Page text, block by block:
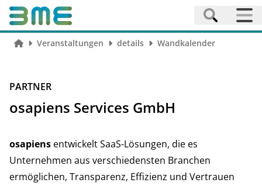
Veranstaltungen details Wandkalender
PARTNER
osapiens Services GmbH
osapiens entwickelt SaaS-Lösungen, die es
Unternehmen aus verschiedensten Branchen
ermöglichen, Transparenz, Effizienz und Vertrauen